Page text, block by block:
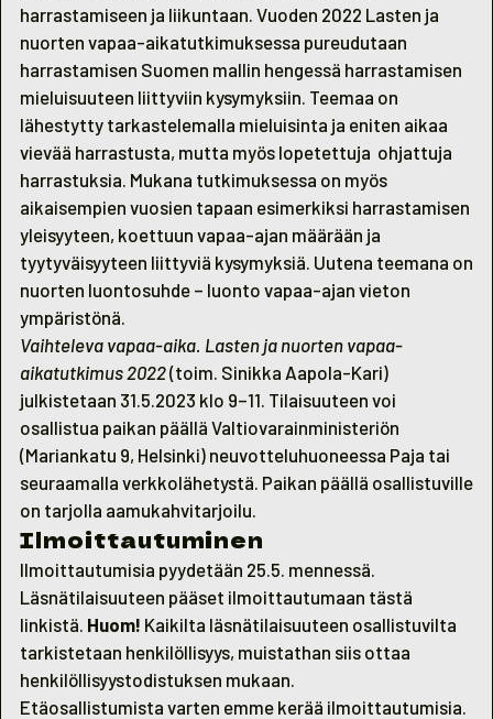
harrastamiseen ja liikuntaan. Vuoden 2022 Lasten ja
nuorten vapaa-aikatutkimuksessa pureudutaan
harrastamisen Suomen mallin hengessä harrastamisen
mieluisuuteen liittyviin kysymyksiin. Teemaa on
lähestytty tarkastelemalla mieluisinta ja eniten aikaa
vievää harrastusta, mutta myös lopetettuja ohjattuja
harrastuksia. Mukana tutkimuksessa on myös
aikaisempien vuosien tapaan esimerkiksi harrastamisen
yleisyyteen, koettuun vapaa-ajan määrään ja
tyytyväisyyteen liittyviä kysymyksiä. Uutena teemana on
nuorten luontosuhde – luonto vapaa-ajan vieton
ympäristönä.
Vaihteleva vapaa-aika. Lasten ja nuorten vapaa-
aikatutkimus 2022(toim. Sinikka Aapola-Kari)
julkistetaan 31.5.2023 klo 9–11. Tilaisuuteen voi
osallistua paikan päällä Valtiovarainministeriön
(Mariankatu 9, Helsinki) neuvotteluhuoneessa Paja tai
seuraamalla verkkolähetystä . Paikan päällä osallistuville
on tarjolla aamukahvitarjoilu.
Ilmoittautuminen
Ilmoittautumisia pyydetään 25.5. mennessä.
Läsnätilaisuuteen pääset ilmoittautumaan tästä
linkistä Huom! Kaikilta läsnätilaisuuteen osallistuvilta
tarkistetaan henkilöllisyys, muistathan siis ottaa
henkilöllisyystodistuksen mukaan.
Etäosallistumista varten emme kerää ilmoittautumisia.